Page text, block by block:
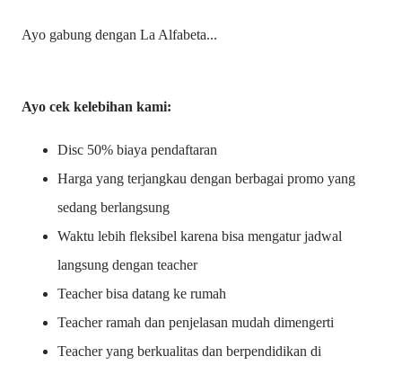
Ayo gabung dengan La Alfabeta...
Ayo cek kelebihan kami:
Disc 50% biaya pendaftaran
Harga yang terjangkau dengan berbagai promo yang
sedang berlangsung
Waktu lebih fleksibel karena bisa mengatur jadwal
langsung dengan teacher
Teacher bisa datang ke rumah
Teacher ramah dan penjelasan mudah dimengerti
Teacher yang berkualitas dan berpendidikan di